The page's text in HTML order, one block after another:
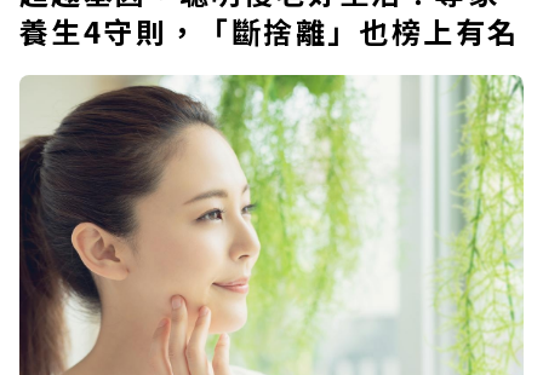
養生4守則，「斷捨離」也榜上有名